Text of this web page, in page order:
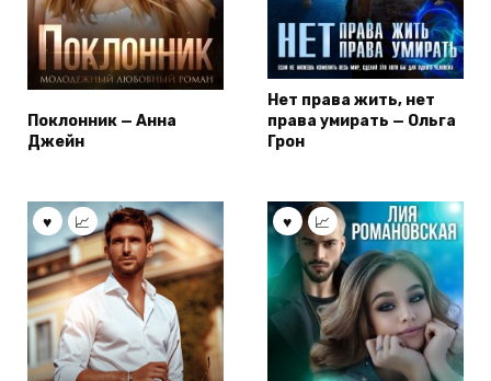
Поклонник — Анна
Джейн
Нет права жить, нет
права умирать — Ольга
Грон